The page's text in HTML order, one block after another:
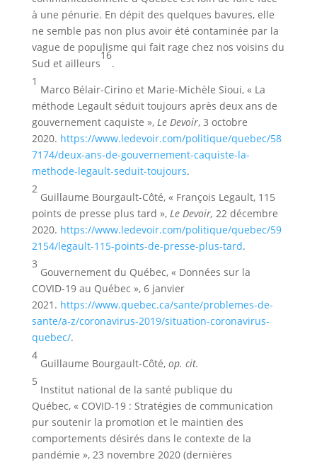
à une pénurie. En dépit des quelques bavures, elle
ne semble pas non plus avoir été contaminée par la
vague de populisme qui fait rage chez nos voisins du
Sud et ailleurs
16
.
1
Marco Bélair-Cirino et Marie-Michèle Sioui, « La
méthode Legault séduit toujours après deux ans de
gouvernement caquiste », Le Devoir, 3 octobre
2020. https://www.ledevoir.com/politique/quebec/58
7174/deux-ans-de-gouvernement-caquiste-la-
methode-legault-seduit-toujours.
2
Guillaume Bourgault-Côté, « François Legault, 115
points de presse plus tard », Le Devoir, 22 décembre
2020. https://www.ledevoir.com/politique/quebec/59
2154/legault-115-points-de-presse-plus-tard.
3
Gouvernement du Québec, « Données sur la
COVID-19 au Québec », 6 janvier
2021. https://www.quebec.ca/sante/problemes-de-
sante/a-z/coronavirus-2019/situation-coronavirus-
quebec/.
4
Guillaume Bourgault-Côté, op. cit.
5
Institut national de la santé publique du
Québec, « COVID-19 : Stratégies de communication
pur soutenir la promotion et le maintien des
comportements désirés dans le contexte de la
pandémie », 23 novembre 2020 (dernières